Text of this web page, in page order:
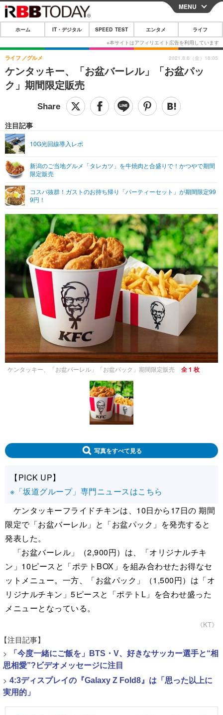
CLOSE
ホーム
IT・デジタル
IT・デジタルTOP スマートフォン
ショッピング その他
SPEED TEST
エンタメTOP 映画・ドラマ
グラビア
ショッピング その他
ライフTOP
その他
リリース一覧
プッシュ通知の停止方法
MENU
ホーム IT・デジタル SPEED TEST エンタメ ライフ
ケンタッキー、「お盆バーレル」「お盆パッ
ク」期間限定販売
ライフ グルメ
注目記事
10G光回線導入レポ
新潟のご当地グルメ「タレカツ」を牛焼肉と合盛りで！かつやで期間
限定販売
コスパ抜群！ガストのお持ち帰り「パーティーセット」が期間限定99
9円！
2021.8.6（金）16:05
ケンタッキー、「お盆バーレル」「お盆パック」期間限定販売 全 1 枚
写真をすべて見る
【PICK UP】
※「坂道グループ」専門ニュースはこちら
ケンタッキーフライドチキンは、10日から17日の 期間
限定で「お盆バーレル」と「お盆パック」を発売すると
発表した。
「お盆バーレル」（2,900円）は、「オリジナルチキ
ン」10ピースと「ポテトBOX」を組み合わせたお得なセ
ットメニュー。一方、「お盆パック」（1,500円）は「オ
リジナルチキン」5ピースと「ポテトL」を合わせ盛った
メニューとなっている。
《KT》
【注目記事】
>
「今度一緒にご飯を」BTS・V、好きなサッカー選手と“相
思相愛”?ビデオメッセージに注目
> 4:3ディスプレイの『Galaxy Z Fold8』は「思った以上に
実用的」